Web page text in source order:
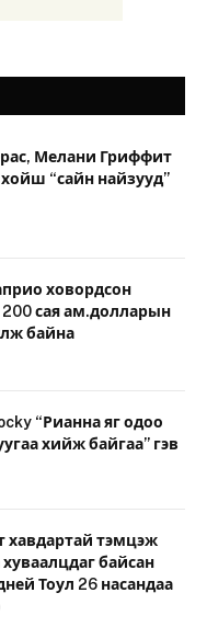
Мелани Гриффит
хойш “сайн найзууд”
ховордсон
сая ам.долларын
байна
“Рианна яг одоо
хийж байгаа” гэв
хавдартай тэмцэж
байсан
Тоул 26 насандаа